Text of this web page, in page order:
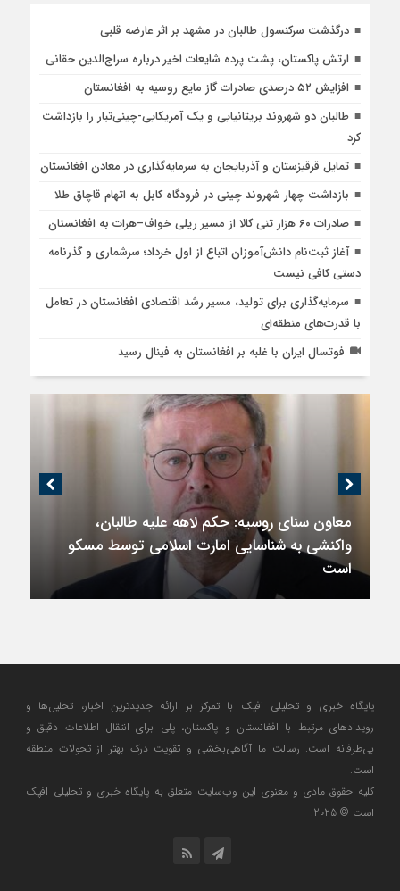
درگذشت سرکنسول طالبان در مشهد بر اثر عارضه قلبی
ارتش پاکستان، پشت پرده شایعات اخیر درباره سراج‌الدین حقانی
افزایش ۵۲ درصدی صادرات گاز مایع روسیه به افغانستان
طالبان دو شهروند بریتانیایی و یک آمریکایی-چینی‌تبار را بازداشت
کرد
تمایل قرقیزستان و آذربایجان به سرمایه‌گذاری در معادن افغانستان
بازداشت چهار شهروند چینی در فرودگاه کابل به اتهام قاچاق طلا
صادرات ۶۰ هزار تنی کالا از مسیر ریلی خواف–هرات به افغانستان
آغاز ثبت‌نام دانش‌آموزان اتباع از اول خرداد؛ سرشماری و گذرنامه
دستی کافی نیست
سرمایه‌گذاری برای تولید، مسیر رشد اقتصادی افغانستان در تعامل
با قدرت‌های منطقه‌ای
فوتسال ایران با غلبه بر افغانستان به فینال رسید
معاون سنای روسیه: حکم لاهه علیه طالبان،
واکنشی به شناسایی امارت اسلامی توسط مسکو
است
پایگاه خبری و تحلیلی افپک با تمرکز بر ارائه جدیدترین اخبار، تحلیل‌ها و
رویدادهای مرتبط با افغانستان و پاکستان، پلی برای انتقال اطلاعات دقیق و
بی‌طرفانه است. رسالت ما آگاهی‌بخشی و تقویت درک بهتر از تحولات منطقه
است.
کلیه حقوق مادی و معنوی این وب‌سایت متعلق به پایگاه خبری و تحلیلی افپک
است © 2025.